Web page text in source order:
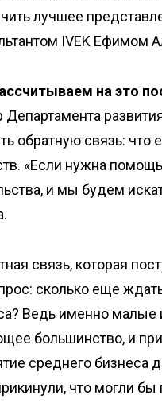
лучшее
IVEK Ефимом
на это
обратную связь: что
«Если нужна
и мы будем
связь, которая
сколько еще
Ведь именно малые
большинство, и
среднего бизнеса
что могли